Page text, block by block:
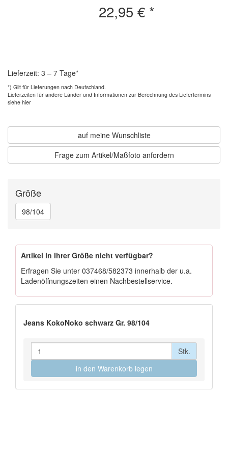
22,95 € *
Lieferzeit: 3 – 7 Tage*
*) Gilt für Lieferungen nach Deutschland.
Lieferzeiten für andere Länder und Informationen zur Berechnung des Liefertermins
siehe hier
auf meine Wunschliste
Frage zum Artikel/Maßfoto anfordern
Größe
98/104
Artikel in Ihrer Größe nicht verfügbar?
Erfragen Sie unter 037468/582373 innerhalb der u.a.
Ladenöffnungszeiten einen Nachbestellservice.
Jeans KokoNoko schwarz Gr. 98/104
Stk.
in den Warenkorb legen